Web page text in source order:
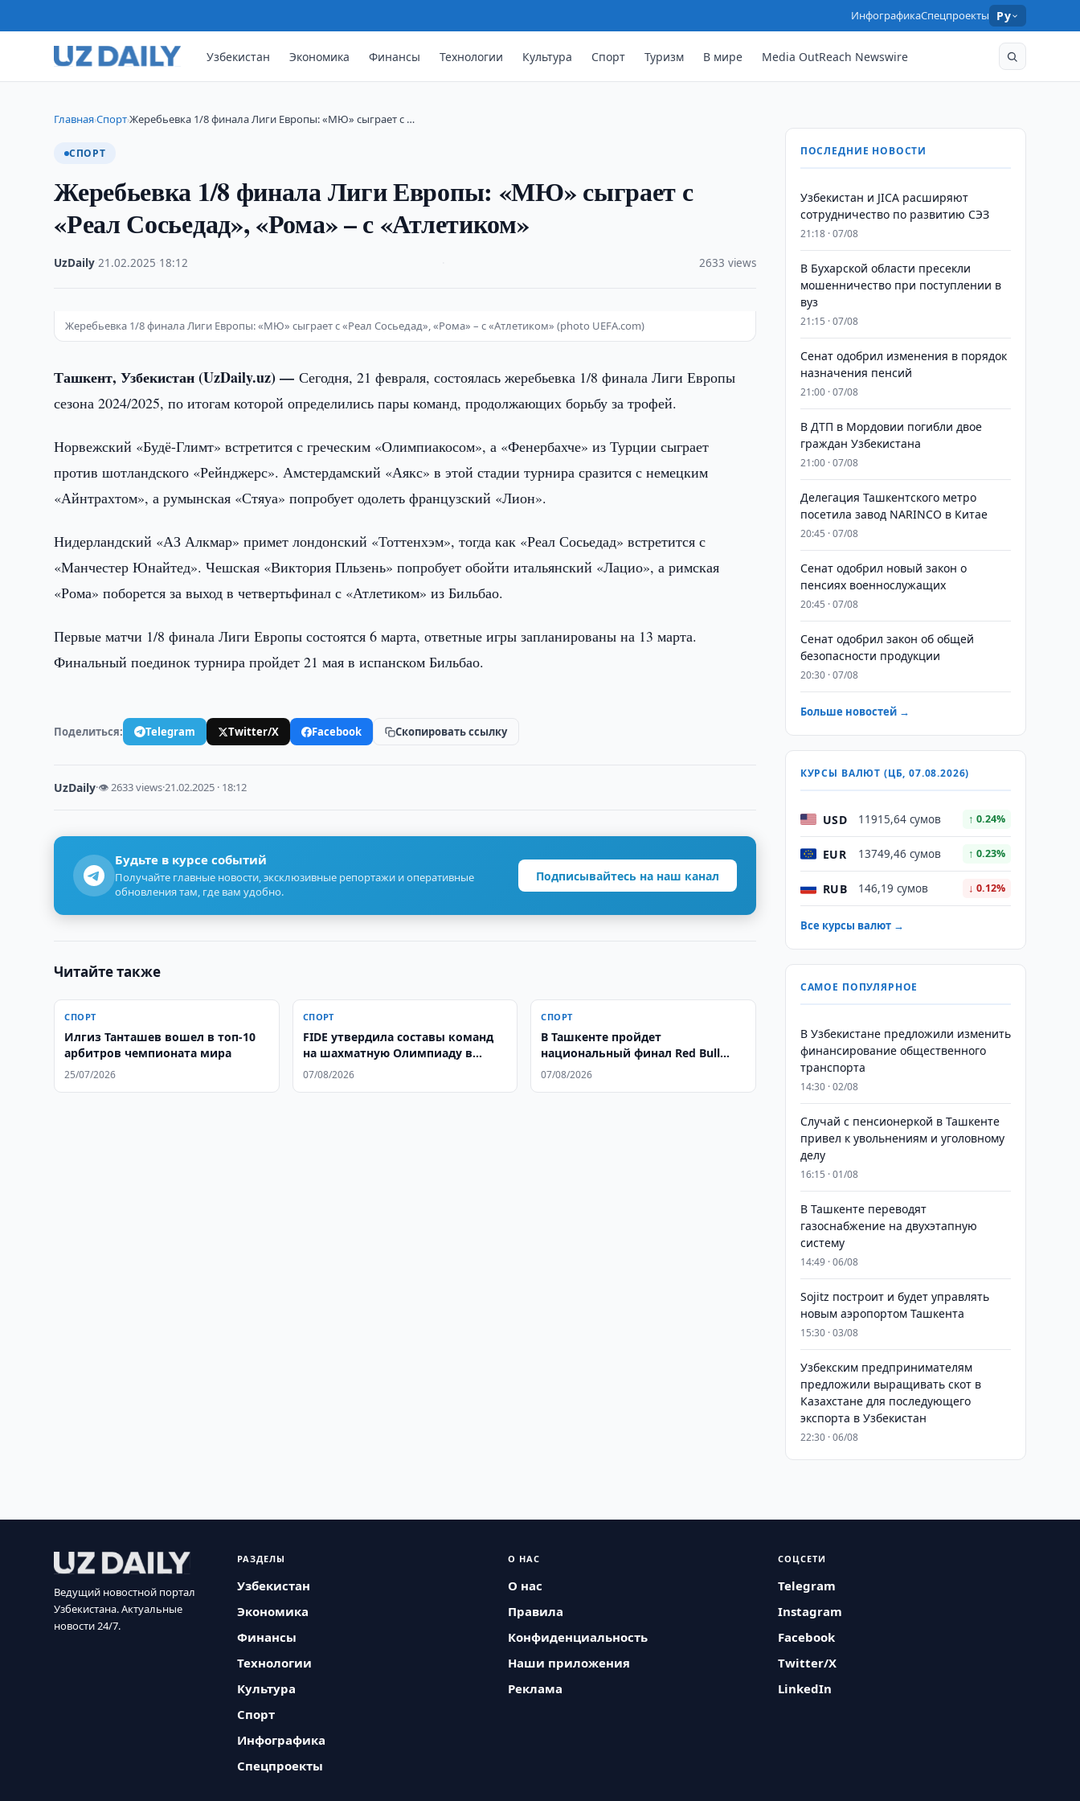
ИнфографикаСпецпроекты Ру
Узбекистан Экономика Финансы Технологии Культура Спорт Туризм В мире Media OutReach Newswire
Главная›Спорт›Жеребьевка 1/8 финала Лиги Европы: «МЮ» сыграет с …
СПОРТ
Жеребьевка 1/8 финала Лиги Европы: «МЮ» сыграет с
«Реал Сосьедад», «Рома» – с «Атлетиком»
UzDaily ·21.02.2025 18:12 2633 views
Жеребьевка 1/8 финала Лиги Европы: «МЮ» сыграет с «Реал Сосьедад», «Рома» – с «Атлетиком» (photo UEFA.com)
Ташкент, Узбекистан (UzDaily.uz) —Сегодня, 21 февраля, состоялась жеребьевка 1/8 финала Лиги Европы
сезона 2024/2025, по итогам которой определились пары команд, продолжающих борьбу за трофей.
Норвежский «Будё-Глимт» встретится с греческим «Олимпиакосом», а «Фенербахче» из Турции сыграет
против шотландского «Рейнджерс». Амстердамский «Аякс» в этой стадии турнира сразится с немецким
«Айнтрахтом», а румынская «Стяуа» попробует одолеть французский «Лион».
Нидерландский «АЗ Алкмар» примет лондонский «Тоттенхэм», тогда как «Реал Сосьедад» встретится с
«Манчестер Юнайтед». Чешская «Виктория Пльзень» попробует обойти итальянский «Лацио», а римская
«Рома» поборется за выход в четвертьфинал с «Атлетиком» из Бильбао.
Первые матчи 1/8 финала Лиги Европы состоятся 6 марта, ответные игры запланированы на 13 марта.
Финальный поединок турнира пройдет 21 мая в испанском Бильбао.
Поделиться: Telegram Twitter/X Facebook Скопировать ссылку
UzDaily·👁 2633 views·21.02.2025 · 18:12
Будьте в курсе событий
Получайте главные новости, эксклюзивные репортажи и оперативные
обновления там, где вам удобно.
Подписывайтесь на наш канал
Читайте также
СПОРТ
Илгиз Танташев вошел в топ-10
арбитров чемпионата мира
25/07/2026
СПОРТ
FIDE утвердила составы команд
на шахматную Олимпиаду в
Самарканде
07/08/2026
СПОРТ
В Ташкенте пройдет
национальный финал Red Bull
Dance Your Style
07/08/2026
ПОСЛЕДНИЕ НОВОСТИ
Узбекистан и JICA расширяют
сотрудничество по развитию СЭЗ
21:18 · 07/08
В Бухарской области пресекли
мошенничество при поступлении в
вуз
21:15 · 07/08
Сенат одобрил изменения в порядок
назначения пенсий
21:00 · 07/08
В ДТП в Мордовии погибли двое
граждан Узбекистана
21:00 · 07/08
Делегация Ташкентского метро
посетила завод NARINCO в Китае
20:45 · 07/08
Сенат одобрил новый закон о
пенсиях военнослужащих
20:45 · 07/08
Сенат одобрил закон об общей
безопасности продукции
20:30 · 07/08
Больше новостей →
КУРСЫ ВАЛЮТ (ЦБ, 07.08.2026)
USD 11915,64 сумов ↑ 0.24%
EUR 13749,46 сумов ↑ 0.23%
RUB 146,19 сумов ↓ 0.12%
Все курсы валют →
САМОЕ ПОПУЛЯРНОЕ
В Узбекистане предложили изменить
финансирование общественного
транспорта
14:30 · 02/08
Случай с пенсионеркой в Ташкенте
привел к увольнениям и уголовному
делу
16:15 · 01/08
В Ташкенте переводят
газоснабжение на двухэтапную
систему
14:49 · 06/08
Sojitz построит и будет управлять
новым аэропортом Ташкента
15:30 · 03/08
Узбекским предпринимателям
предложили выращивать скот в
Казахстане для последующего
экспорта в Узбекистан
22:30 · 06/08
Ведущий новостной портал
Узбекистана. Актуальные
новости 24/7.
РАЗДЕЛЫ
Узбекистан
Экономика
Финансы
Технологии
Культура
Спорт
Инфографика
Спецпроекты
О НАС
О нас
Правила
Конфиденциальность
Наши приложения
Реклама
СОЦСЕТИ
Telegram
Instagram
Facebook
Twitter/X
LinkedIn